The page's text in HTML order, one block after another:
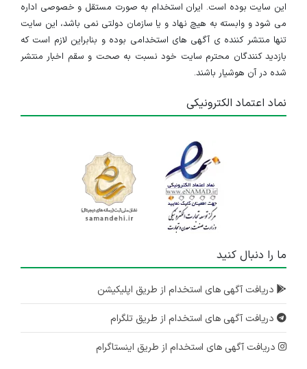
این سایت بوده است. ایران استخدام به صورت مستقل و خصوصی اداره
می شود و وابسته به هیچ نهاد و یا سازمان دولتی نمی باشد، این سایت
تنها منتشر کننده ی آگهی های استخدامی بوده و بنابراین لازم است که
بازدید کنندگان محترم سایت خود نسبت به صحت و سقم اخبار منتشر
شده در آن هوشیار باشند.
نماد اعتماد الکترونیکی
ما را دنبال کنید
دریافت آگهی های استخدام از طریق اپلیکیشن
دریافت آگهی های استخدام از طریق تلگرام
دریافت آگهی های استخدام از طریق اینستاگرام